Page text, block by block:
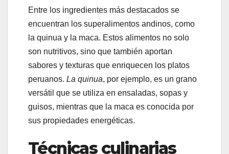
Entre los ingredientes más destacados se
encuentran los superalimentos andinos, como
la quinua y la maca. Estos alimentos no solo
son nutritivos, sino que también aportan
sabores y texturas que enriquecen los platos
peruanos. La quinua, por ejemplo, es un grano
versátil que se utiliza en ensaladas, sopas y
guisos, mientras que la maca es conocida por
sus propiedades energéticas.
Técnicas culinarias